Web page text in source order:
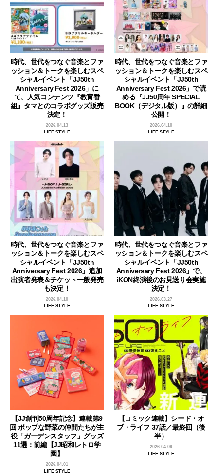
時代、世代をつなぐ音楽とファ
ッション＆トークを楽しむスペ
シャルイベント「JJ50th
Anniversary Fest 2026」に
て、人気コンテンツ『教育番
組』タマとのコラボグッズ販売
決定！
2026.04.13
LIFE STYLE
時代、世代をつなぐ音楽とファ
ッション＆トークを楽しむスペ
シャルイベント「JJ50th
Anniversary Fest 2026」で読
める『JJ50周年 SPECIAL
BOOK（デジタル版）』の詳細
公開！
2026.04.10
LIFE STYLE
時代、世代をつなぐ音楽とファ
ッション＆トークを楽しむスペ
シャルイベント「JJ50th
Anniversary Fest 2026」追加
出演者発表＆チケット一般発売
も決定！
2026.04.10
LIFE STYLE
時代、世代をつなぐ音楽とファ
ッション＆トークを楽しむスペ
シャルイベント「JJ50th
Anniversary Fest 2026」で、
iKON終演後のお見送り会実施
決定！
2026.03.27
LIFE STYLE
【JJ創刊50周年記念】連載第9
回 ポップな野菜の仲間たちが主
役「ガーデンスタッフ」グッズ
11選：前編【JJ昭和レトロ学
園】
2026.04.01
LIFE STYLE
【コミック連載】シード・オ
ブ・ライフ 37話／最終回（後
半）
2026.04.09
LIFE STYLE